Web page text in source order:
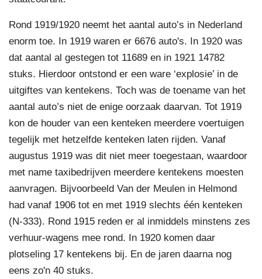
Rond 1919/1920 neemt het aantal auto’s in Nederland
enorm toe. In 1919 waren er 6676 auto's. In 1920 was
dat aantal al gestegen tot 11689 en in 1921 14782
stuks. Hierdoor ontstond er een ware ‘explosie’ in de
uitgiftes van kentekens. Toch was de toename van het
aantal auto’s niet de enige oorzaak daarvan. Tot 1919
kon de houder van een kenteken meerdere voertuigen
tegelijk met hetzelfde kenteken laten rijden. Vanaf
augustus 1919 was dit niet meer toegestaan, waardoor
met name taxibedrijven meerdere kentekens moesten
aanvragen. Bijvoorbeeld Van der Meulen in Helmond
had vanaf 1906 tot en met 1919 slechts één kenteken
(N-333). Rond 1915 reden er al inmiddels minstens zes
verhuur-wagens mee rond. In 1920 komen daar
plotseling 17 kentekens bij. En de jaren daarna nog
eens zo'n 40 stuks.